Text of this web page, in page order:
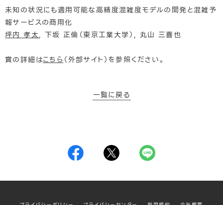
未知の状況にも適用可能な高精度混雑度モデルの開発と混雑予
報サービスの商用化
坪内 孝太, 下坂 正倫（東京工業大学）, 丸山 三喜也
賞の詳細はこちら （外部サイト）を参照ください。
一覧に戻る